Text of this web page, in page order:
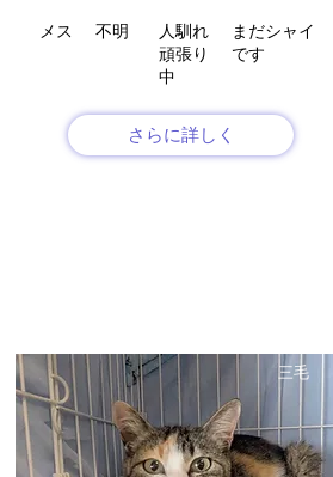
メス 不明
人馴れ
頑張り
中
まだシャイ
です
さらに詳しく
三毛